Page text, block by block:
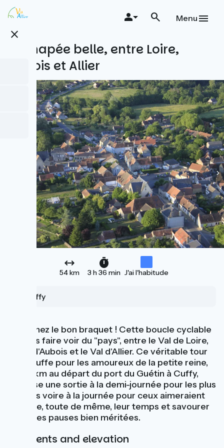
Skip
content
close
Menu
L'échapée belle, entre Loire,
Aubois et Allier
54 km 3 h 36 min J'ai l'habitude
Cuffy
Emmenez le bon braquet ! Cette boucle cyclable
va vous faire voir du "pays", entre le Val de Loire,
le Val d'Aubois et le Val d'Allier. Ce véritable tour
de chauffe pour les amoureux de la petite reine,
de 56 km au départ du port du Guétin à Cuffy,
propose une sortie à la demi-journée pour les plus
sportifs voire à la journée pour ceux aimeraient
prendre, toute de même, leur temps et savourer
quelques pauses bien méritées.
Gradients and elevation